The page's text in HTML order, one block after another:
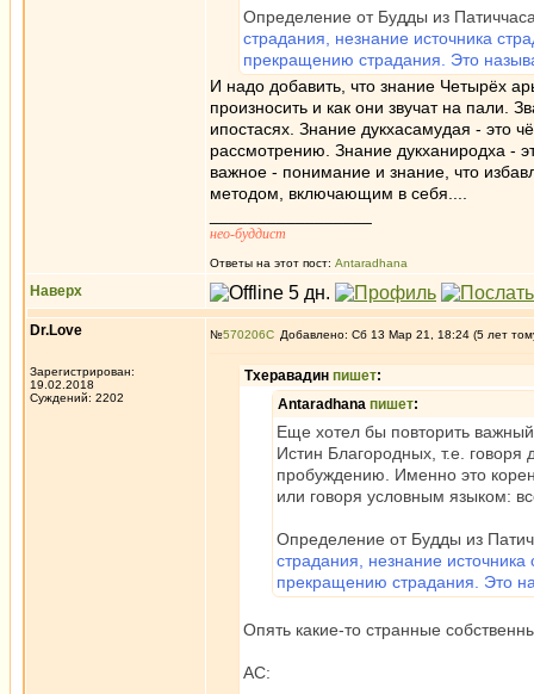
Определение от Будды из
страдания, незнание источника
прекращению страдания. Это
И надо добавить, что знание Четырёх
произносить и как они звучат на пали.
ипостасях. Знание дукхасамудая - это
рассмотрению. Знание дукханиродха -
важное - понимание и знание, что
методом, включающим в себя....
нео-буддист
Ответы на этот пост: Antaradhana
Наверх
Dr.Love
Зарегистрирован:
19.02.2018
Суждений: 2202
№570206 Добавлено: Сб 13 Мар 21, 18:24 (5 лет
Тхеравадин пишет:
Antaradhana пишет:
Еще хотел бы повторить
Истин Благородных, т.е. говоря
пробуждению. Именно это
или говоря условным языком:
Определение от Будды из
страдания, незнание
прекращению страдания. Это
Опять какие-то странные
АС: